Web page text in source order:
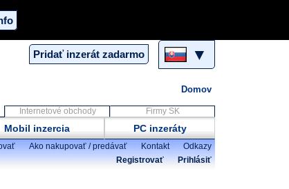
Pridať inzerát zadarmo ▼
Domov
Internetové obchody Firmy SK
Mobil inzercia PC inzeráty
Ako nakupovať / predávať Kontakt
Odkazy
Registrovať
Prihlásiť